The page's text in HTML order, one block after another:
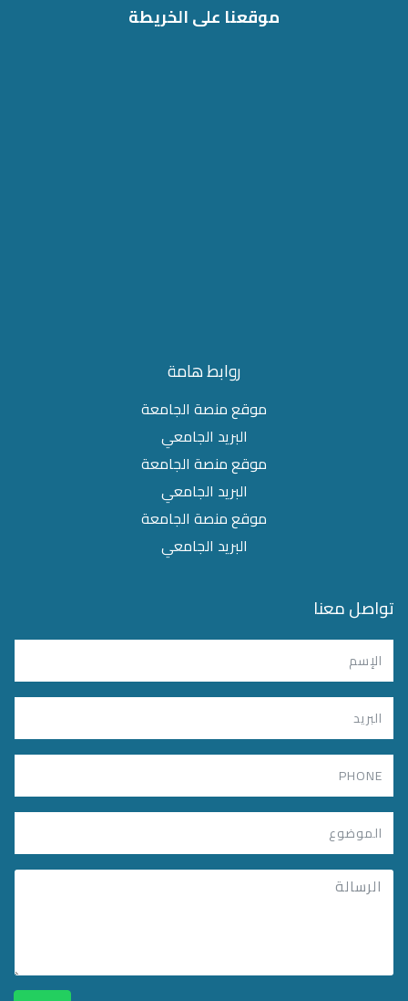
موقعنا على الخريطة
روابط هامة
موقع منصة الجامعة
البريد الجامعي
موقع منصة الجامعة
البريد الجامعي
موقع منصة الجامعة
البريد الجامعي
تواصل معنا